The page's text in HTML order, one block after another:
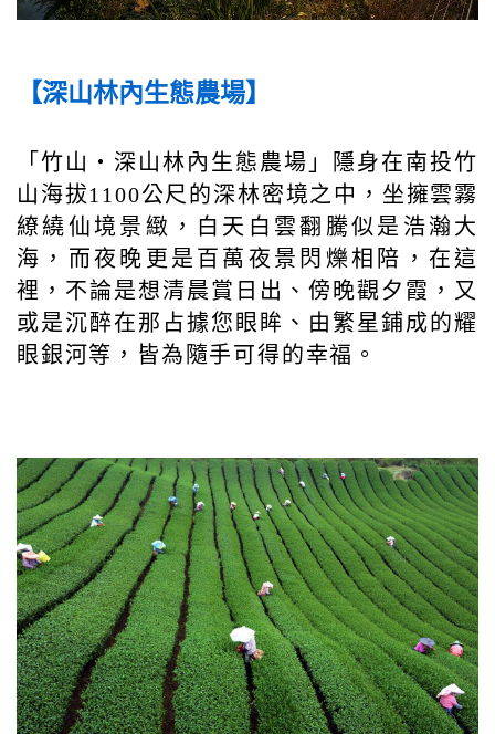
【深山林內生態農場】
「竹山‧深山林內生態農場」隱身在南投竹
山海拔1100公尺的深林密境之中，坐擁雲霧
繚繞仙境景緻，白天白雲翻騰似是浩瀚大
海，而夜晚更是百萬夜景閃爍相陪，在這
裡，不論是想清晨賞日出、傍晚觀夕霞，又
或是沉醉在那占據您眼眸、由繁星鋪成的耀
眼銀河等，皆為隨手可得的幸福。